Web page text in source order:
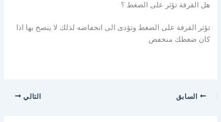
هل القرفة تؤثر على الضغط ؟
تؤثر القرفة على الضغط وتؤدى الى انخفاضه لذلك لا ينصح بها اذا
كان ضغطك منخفض
السابق التالي